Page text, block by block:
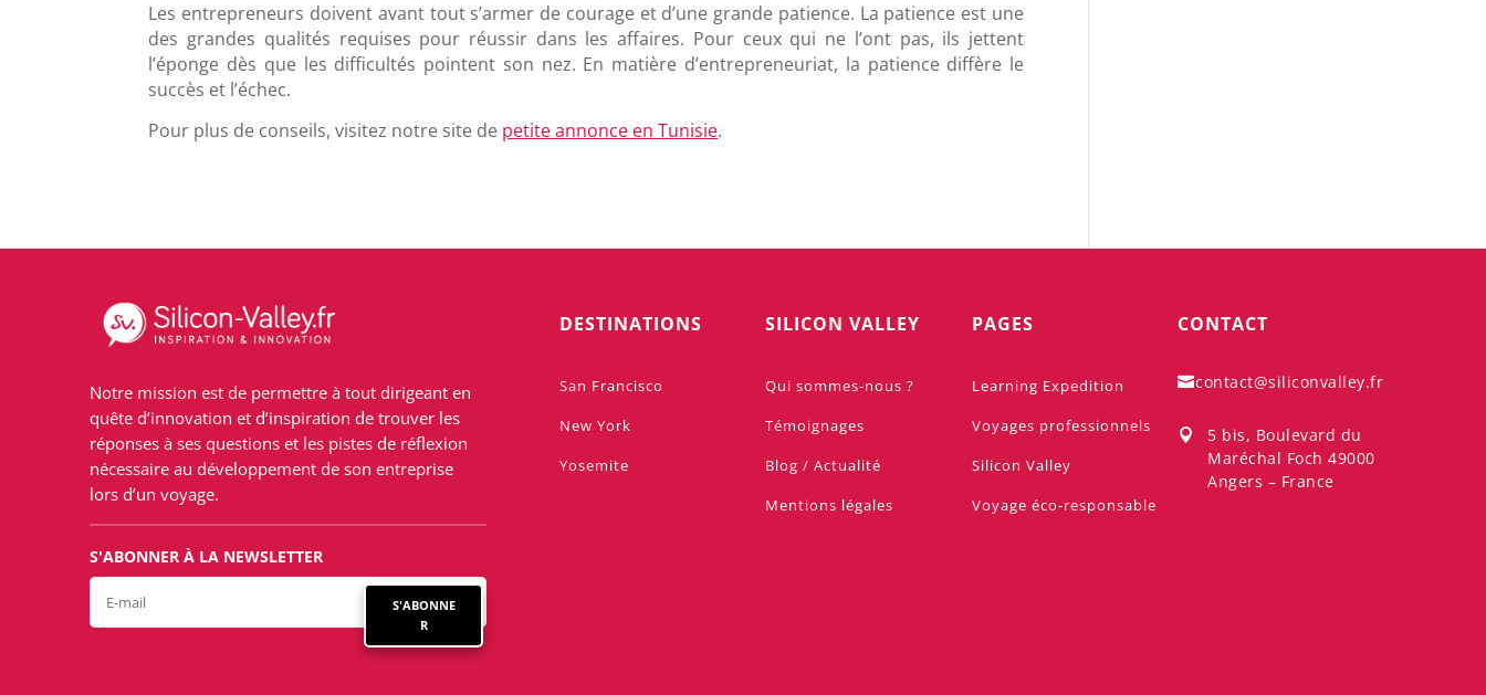
Les entrepreneurs doivent avant tout s’armer de courage et d’une grande patience. La patience est une
des grandes qualités requises pour réussir dans les affaires. Pour ceux qui ne l’ont pas, ils jettent
l’éponge dès que les difficultés pointent son nez. En matière d’entrepreneuriat, la patience diffère le
succès et l’échec.
Pour plus de conseils, visitez notre site de petite annonce en Tunisie.
Notre mission est de permettre à tout dirigeant en
quête d’innovation et d’inspiration de trouver les
réponses à ses questions et les pistes de réflexion
nécessaire au développement de son entreprise
lors d’un voyage.
S'ABONNER À LA NEWSLETTER
S'ABONNE
R
DESTINATIONS
San Francisco
New York
Yosemite
SILICON VALLEY
Qui sommes-nous ?
Témoignages
Blog / Actualité
Mentions légales
PAGES
Learning Expedition
Voyages professionnels
Silicon Valley
Voyage éco-responsable
CONTACT
contact@siliconvalley.fr

5 bis, Boulevard du
Maréchal Foch 49000
Angers – France